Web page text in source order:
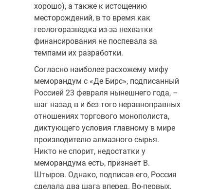
хорошо), а также к истощению
месторождений, в то время как
геологоразведка из-за нехватки
финансирования не поспевала за
темпами их разработки.
Согласно наиболее расхожему мифу
меморандум с «Де Бирс», подписанный
Россией 23 февраля нынешнего года, –
шаг назад в и без того неравноправных
отношениях торгового монополиста,
диктующего условия главному в мире
производителю алмазного сырья.
Никто не спорит, недостатки у
меморандума есть, признает В.
Штыров. Однако, подписав его, Россия
сделала два шага вперед. Во-первых,